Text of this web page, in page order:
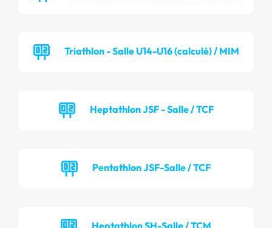
Triathlon - Salle U14-U16 (calculé) / MIM
Heptathlon JSF - Salle / TCF
Pentathlon JSF-Salle / TCF
Heptathlon SH-Salle / TCM